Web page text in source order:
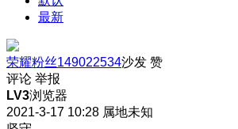
最新
荣耀粉丝149022534沙发 赞
评论 举报
LV3浏览器
2021-3-17 10:28 属地未知